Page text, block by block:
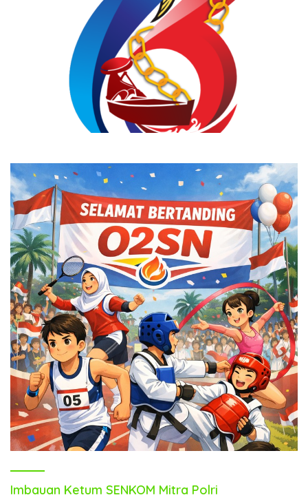
Imbauan Ketum SENKOM Mitra Polri